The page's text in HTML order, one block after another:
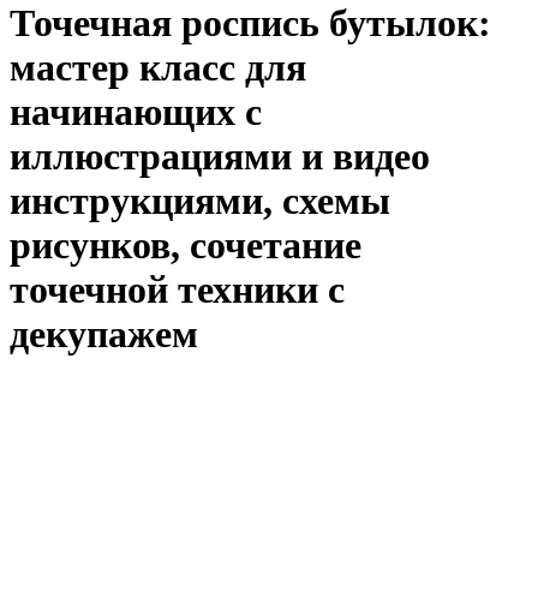
Точечная роспись бутылок:
мастер класс для
начинающих с
иллюстрациями и видео
инструкциями, схемы
рисунков, сочетание
точечной техники с
декупажем